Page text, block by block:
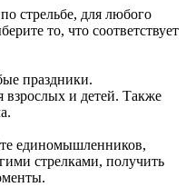
по стрельбе, для любого
то, что соответствует
праздники.
и детей. Также
единомышленников,
стрелками, получить